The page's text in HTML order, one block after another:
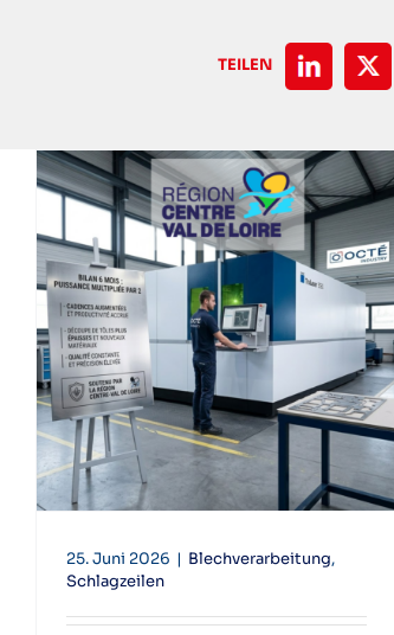
TEILEN
25. Juni 2026 | Blechverarbeitung,
Schlagzeilen